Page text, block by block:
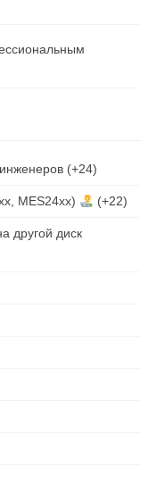
+24
MES24xx) +22
другой диск